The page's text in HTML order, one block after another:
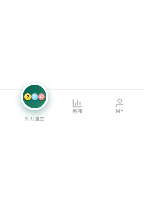
7 21 42
캐시로또
통계 MY